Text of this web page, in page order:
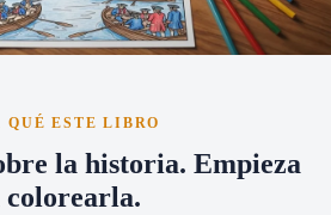
QUÉ ESTE LIBRO
la historia. Empieza
colorearla.